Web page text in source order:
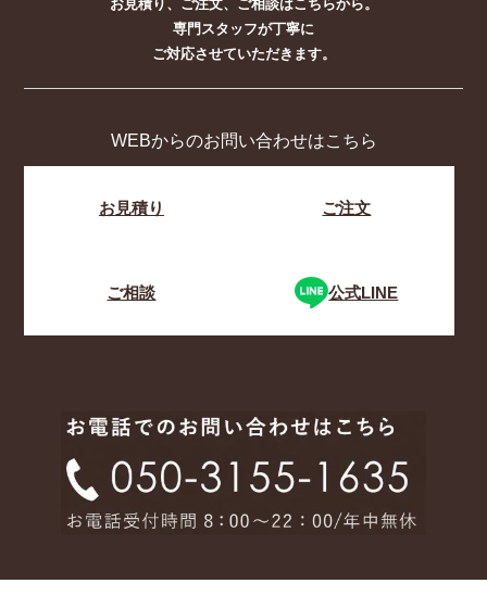
お見積り、ご注文、ご相談はこちらから。
専門スタッフが丁寧に
ご対応させていただきます。
WEBからのお問い合わせはこちら
お見積り ご注文
ご相談 公式LINE